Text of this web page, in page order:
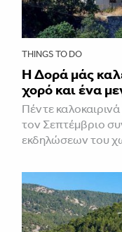
THINGS TO DO
Η Δορά μάς
χορό και ένα
Πέντε
τον Σεπτέμβριο
εκδηλώσεων του